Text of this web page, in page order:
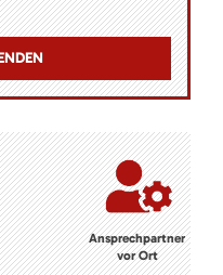
Ansprechpartner
vor Ort